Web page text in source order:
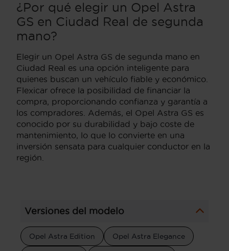
¿Por qué elegir un Opel Astra
GS en Ciudad Real de segunda
mano?
Elegir un Opel Astra GS de segunda mano en
Ciudad Real es una opción inteligente para
quienes buscan un vehículo fiable y económico.
Flexicar ofrece la posibilidad de financiar la
compra, proporcionando confianza y garantía a
los compradores. Además, el Opel Astra GS es
conocido por su durabilidad y bajo coste de
mantenimiento, lo que lo convierte en una
inversión sensata para cualquier conductor en la
región.
Versiones del modelo
Opel Astra Edition Opel Astra Elegance